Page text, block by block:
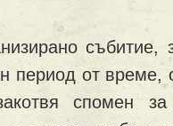
период от време,
спомен за